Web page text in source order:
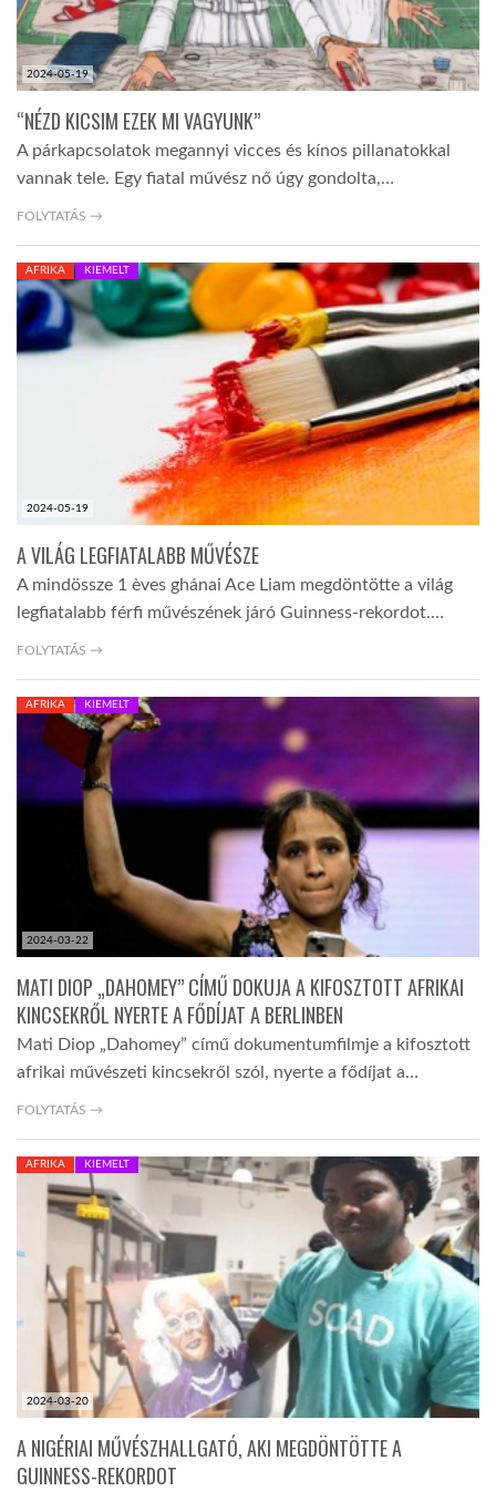
2024-05-19
“NÉZD KICSIM EZEK MI VAGYUNK”
A párkapcsolatok megannyi vicces és kínos pillanatokkal
vannak tele. Egy fiatal művész nő úgy gondolta,…
FOLYTATÁS →
2024-05-19
AFRIKA KIEMELT
A VILÁG LEGFIATALABB MŰVÉSZE
A mindössze 1 èves ghánai Ace Liam megdöntötte a világ
legfiatalabb férfi művészének járó Guinness-rekordot.…
FOLYTATÁS →
2024-03-22
AFRIKA KIEMELT
MATI DIOP „DAHOMEY” CÍMŰ DOKUJA A KIFOSZTOTT AFRIKAI
KINCSEKRŐL NYERTE A FŐDÍJAT A BERLINBEN
Mati Diop „Dahomey” című dokumentumfilmje a kifosztott
afrikai művészeti kincsekről szól, nyerte a fődíjat a…
FOLYTATÁS →
2024-03-20
AFRIKA KIEMELT
A NIGÉRIAI MŰVÉSZHALLGATÓ, AKI MEGDÖNTÖTTE A
GUINNESS-REKORDOT